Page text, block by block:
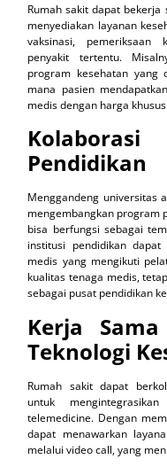
Rumah sakit dapat
menyediakan layanan
vaksinasi, pemeriksaan
penyakit tertentu.
program kesehatan yang
mana pasien
medis dengan harga
Pendidikan
Menggandeng universitas
mengembangkan program
bisa berfungsi sebagai
institusi pendidikan
medis yang mengikuti
kualitas tenaga medis,
sebagai pusat pendidikan
Kerja
Teknologi
Rumah sakit dapat
untuk
telemedicine. Dengan
dapat menawarkan
melalui video call, yang